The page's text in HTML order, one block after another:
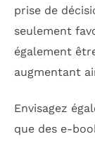
prise de
seulement
également
augmentant
Envisagez
que des e-